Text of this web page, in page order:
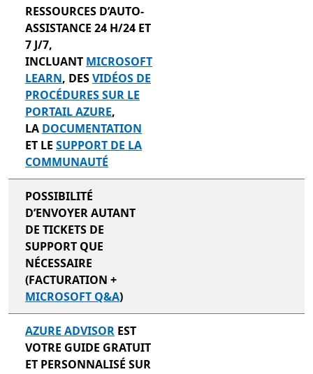
RESSOURCES D’AUTO-
ASSISTANCE 24 H/24 ET
7 J/7,
INCLUANT MICROSOFT
LEARN, DESVIDÉOS DE
PROCÉDURES SUR LE
PORTAIL AZURE,
LA DOCUMENTATION
ET LE SUPPORT DE LA
COMMUNAUTÉ
POSSIBILITÉ
D’ENVOYER AUTANT
DE TICKETS DE
SUPPORT QUE
NÉCESSAIRE
(FACTURATION +
MICROSOFT Q&A)
AZURE ADVISOR EST
VOTRE GUIDE GRATUIT
ET PERSONNALISÉ SUR